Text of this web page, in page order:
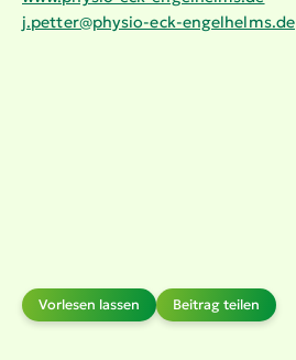
j.​petter@​physio-​eck-​engelhelms.​de
Vorlesen lassen Beitrag teilen